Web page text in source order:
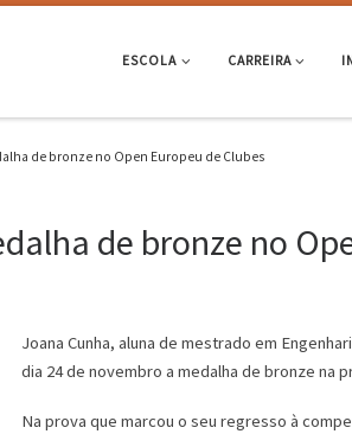
ESCOLA CARREIRA
de bronze no Open Europeu de Clubes
de bronze no
Joana Cunha, aluna de mestrado em
dia 24 de novembro a medalha de bronze na
Na prova que marcou o seu regresso à